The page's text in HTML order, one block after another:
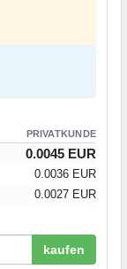
PRIVATKUNDE
0.0045 EUR
0.0036 EUR
0.0027 EUR
kaufen